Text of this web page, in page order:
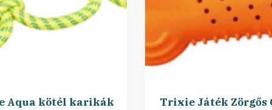
Aqua kötél karikák
Trixie Játék Zörgős